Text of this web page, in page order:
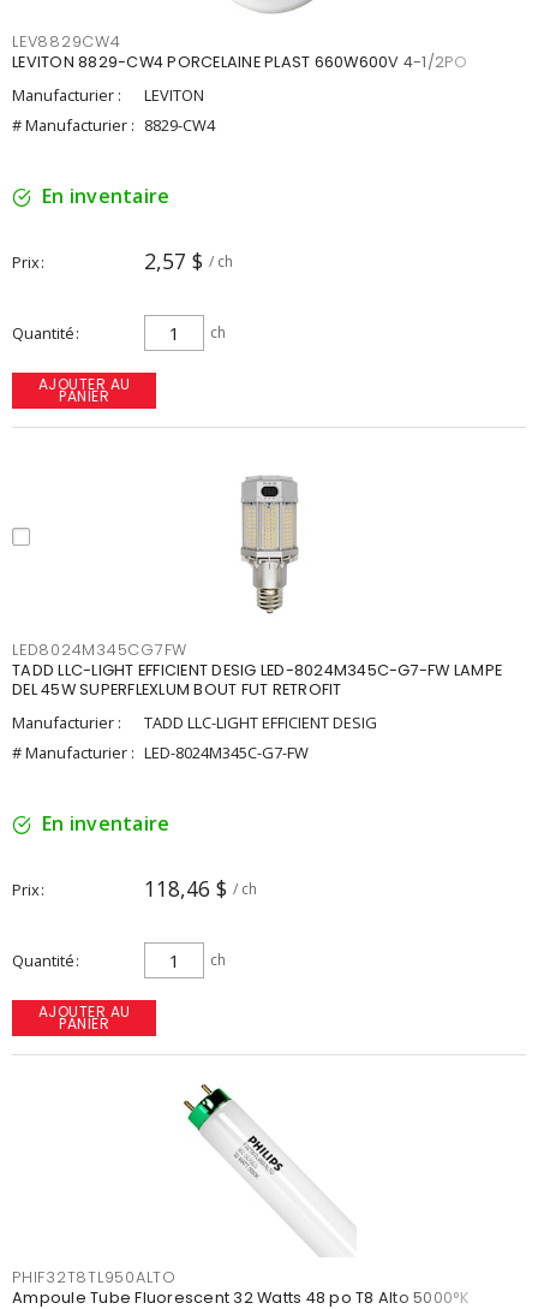
LEV8829CW4
LEVITON 8829-CW4 PORCELAINE PLAST 660W600V 4-1/2PO
Manufacturier :
LEVITON
# Manufacturier : 8829-CW4
En inventaire
Prix 2,57 $ / ch
Quantité ch
AJOUTER AU
PANIER
LED8024M345CG7FW
TADD LLC-LIGHT EFFICIENT DESIG LED-8024M345C-G7-FW LAMPE
DEL 45W SUPERFLEXLUM BOUT FUT RETROFIT
Manufacturier :
TADD LLC-LIGHT EFFICIENT DESIG
# Manufacturier : LED-8024M345C-G7-FW
En inventaire
Prix 118,46 $ / ch
Quantité ch
AJOUTER AU
PANIER
PHIF32T8TL950ALTO
Ampoule Tube Fluorescent 32 Watts 48 po T8 Alto 5000°K